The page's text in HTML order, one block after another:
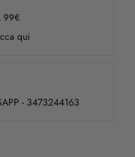
99€
qui
- 3473244163